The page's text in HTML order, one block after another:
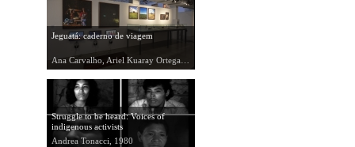
Jeguatá: caderno de viagem
Struggle to be heard: Voices of
indigenous activists
Andrea Tonacci, 1980